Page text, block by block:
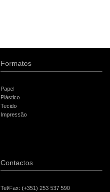
Formatos
Papel
Plástico
Tecido
Impressão
Contactos
Tel/Fax: (+351) 253 537 590